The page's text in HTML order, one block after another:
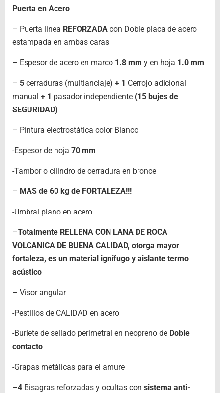
Puerta en Acero
– Puerta linea REFORZADA con Doble placa de acero
estampada en ambas caras
– Espesor de acero en marco 1.8 mm y en hoja 1.0 mm
– 5 cerraduras (multianclaje) + 1 Cerrojo adicional
manual + 1 pasador independiente (15 bujes de
SEGURIDAD)
– Pintura electrostática color Blanco
-Espesor de hoja 70 mm
-Tambor o cilindro de cerradura en bronce
– MAS de 60 kg de FORTALEZA!!!
-Umbral plano en acero
–Totalmente RELLENA CON LANA DE ROCA
VOLCANICA DE BUENA CALIDAD, otorga mayor
fortaleza, es un material ignífugo y aislante termo
acústico
– Visor angular
-Pestillos de CALIDAD en acero
-Burlete de sellado perimetral en neopreno de Doble
contacto
-Grapas metálicas para el amure
–4 Bisagras reforzadas y ocultas con sistema anti-